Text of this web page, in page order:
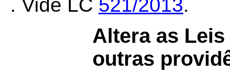
. Vide LC 521/2013.
Altera as
outras